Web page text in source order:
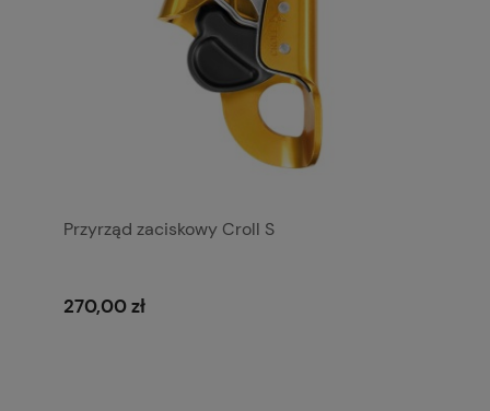
Przyrząd zaciskowy Croll S
270,00 zł